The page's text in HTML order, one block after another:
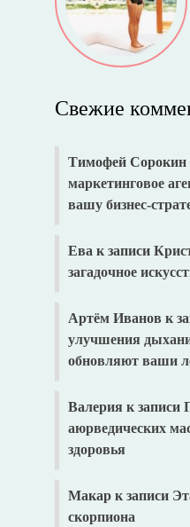
Свежие
Тимофей Сорокин
маркетинговое
вашу бизнес-
Ева к записи
загадочное
Артём Иванов к
улучшения
обновляют ваши
Валерия к записи
аюрведических
здоровья
Макарк записи
скорпиона